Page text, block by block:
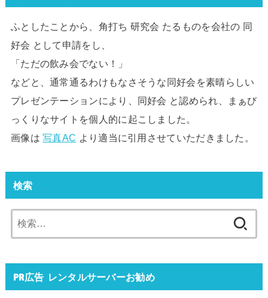
ふとしたことから、角打ち 研究会 たるものを会社の 同
好会 として申請をし、
「ただの飲み会でない！」
などと、通常通るわけもなさそうな同好会を素晴らしい
プレゼンテーションにより、同好会 と認められ、まぁび
っくりなサイトを個人的に起こしました。
画像は写真AC より適当に引用させていただきました。
検索
索:
PR広告 レンタルサーバーお勧め